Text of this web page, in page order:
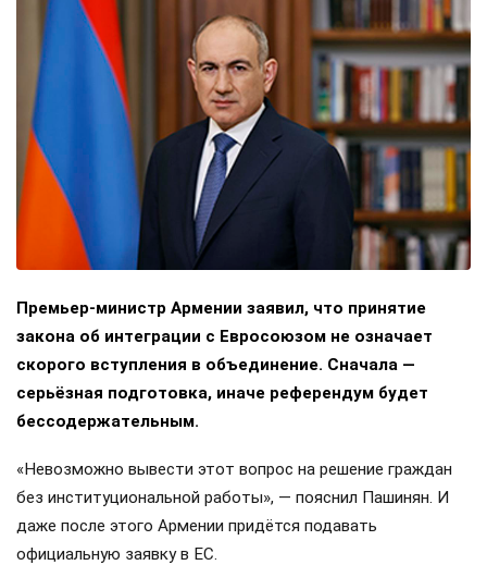
Премьер-министр Армении заявил, что принятие
закона об интеграции с Евросоюзом не означает
скорого вступления в объединение. Сначала —
серьёзная подготовка, иначе референдум будет
бессодержательным.
«Невозможно вывести этот вопрос на решение граждан
без институциональной работы», — пояснил Пашинян. И
даже после этого Армении придётся подавать
официальную заявку в ЕС.